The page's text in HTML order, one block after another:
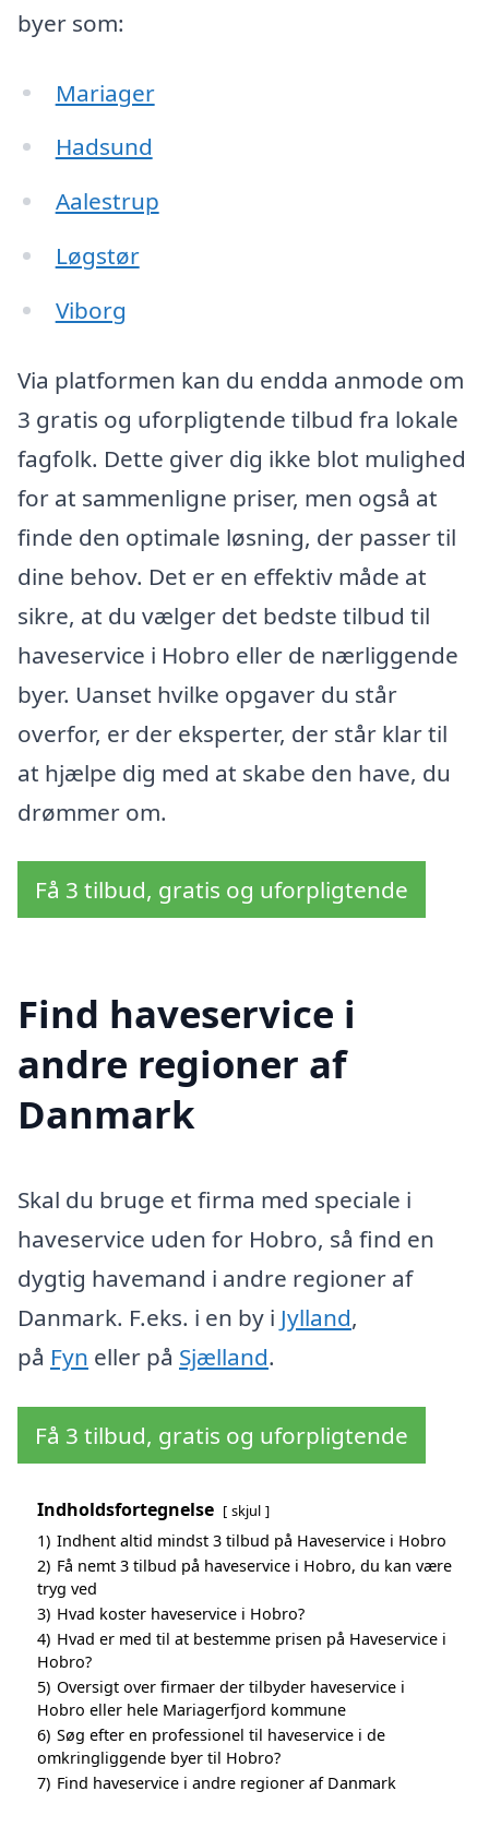
byer som:
Mariager
Hadsund
Aalestrup
Løgstør
Viborg
Via platformen kan du endda anmode om
3 gratis og uforpligtende tilbud fra lokale
fagfolk. Dette giver dig ikke blot mulighed
for at sammenligne priser, men også at
finde den optimale løsning, der passer til
dine behov. Det er en effektiv måde at
sikre, at du vælger det bedste tilbud til
haveservice i Hobro eller de nærliggende
byer. Uanset hvilke opgaver du står
overfor, er der eksperter, der står klar til
at hjælpe dig med at skabe den have, du
drømmer om.
Få 3 tilbud, gratis og uforpligtende
Find haveservice i
andre regioner af
Danmark
Skal du bruge et firma med speciale i
haveservice uden for Hobro, så find en
dygtig havemand i andre regioner af
Danmark. F.eks. i en by i Jylland,
på Fyn eller på Sjælland.
Få 3 tilbud, gratis og uforpligtende
Indholdsfortegnelse skjul
1) Indhent altid mindst 3 tilbud på Haveservice i Hobro
2) Få nemt 3 tilbud på haveservice i Hobro, du kan være
tryg ved
3) Hvad koster haveservice i Hobro?
4) Hvad er med til at bestemme prisen på Haveservice i
Hobro?
5) Oversigt over firmaer der tilbyder haveservice i
Hobro eller hele Mariagerfjord kommune
6) Søg efter en professionel til haveservice i de
omkringliggende byer til Hobro?
7) Find haveservice i andre regioner af Danmark